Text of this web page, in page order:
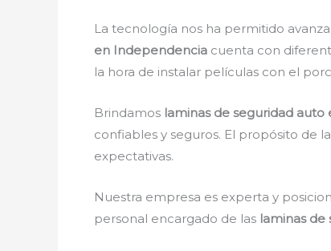
La tecnología nos ha permitido
en Independencia cuenta con
la hora de instalar películas con el
Brindamos laminas de seguridad auto
confiables y seguros. El propósito de
expectativas.
Nuestra empresa es experta y
personal encargado de las laminas